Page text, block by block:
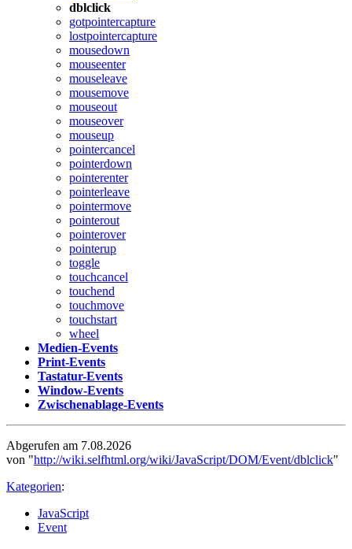
dblclick
gotpointercapture
lostpointercapture
mousedown
mouseenter
mouseleave
mousemove
mouseout
mouseover
mouseup
pointercancel
pointerdown
pointerenter
pointerleave
pointermove
pointerout
pointerover
pointerup
toggle
touchcancel
touchend
touchmove
touchstart
wheel
Medien-Events
Print-Events
Tastatur-Events
Window-Events
Zwischenablage-Events
Abgerufen am 7.08.2026
von "http://wiki.selfhtml.org/wiki/JavaScript/DOM/Event/dblclick"
Kategorien:
JavaScript
Event